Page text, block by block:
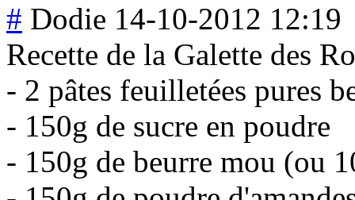
# Dodie 14-10-2012 12:19
Recette de la Galette des
- 2 pâtes feuilletées pures
- 150g de sucre en poudre
- 150g de beurre mou (ou